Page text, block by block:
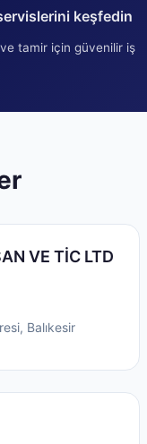
keşfedin
tamir için güvenilir iş
VE TİC LTD
, Balıkesir